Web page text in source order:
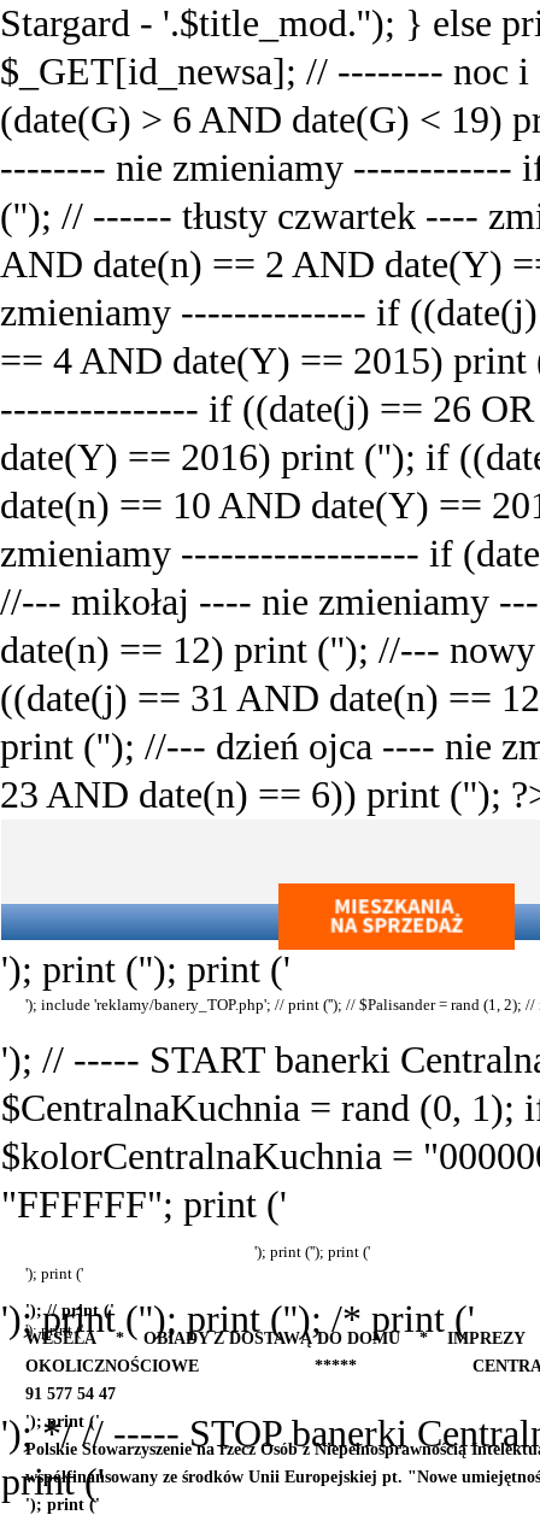
Stargard - '.$title_mod.''); } else
$_GET[id_newsa]; // -------- noc
(date(G) > 6 AND date(G) < 19)
-------- nie zmieniamy ------------
(''); // ------ tłusty czwartek ----
AND date(n) == 2 AND date(Y)
zmieniamy -------------- if
== 4 AND date(Y) == 2015) print
--------------- if ((date(j) == 26
date(Y) == 2016) print (''); if
date(n) == 10 AND date(Y) ==
zmieniamy ------------------ if
//--- mikołaj ---- nie zmieniamy
date(n) == 12) print (''); //---
((date(j) == 31 AND date(n) ==
print (''); //--- dzień ojca ---- nie
23 AND date(n) == 6)) print ('');
'); print ('
'); include 'reklamy/banery_TOP.php'; // print (''); // $Palisander = rand (1, 2);
'); print ('
'); // ----- START banerki
$CentralnaKuchnia = rand (0, 1);
$kolorCentralnaKuchnia =
"FFFFFF"; print ('
'); print ('
'); print ('
'); // print ('
WESELA * OBIADY Z DOSTAWĄ DO DOMU * IMPREZY
OKOLICZNOŚCIOWE ***** CENTRALNA
91 577 54 47
'); print ('
Polskie Stowarzyszenie na rzecz Osób z Niepełnosprawnością
współfinansowany ze środków Unii Europejskiej pt. "Nowe
'); print ('
'); print ('
'); print ('
'); print (''); print (''); /* print ('
'); */ // ----- STOP banerki
print ('